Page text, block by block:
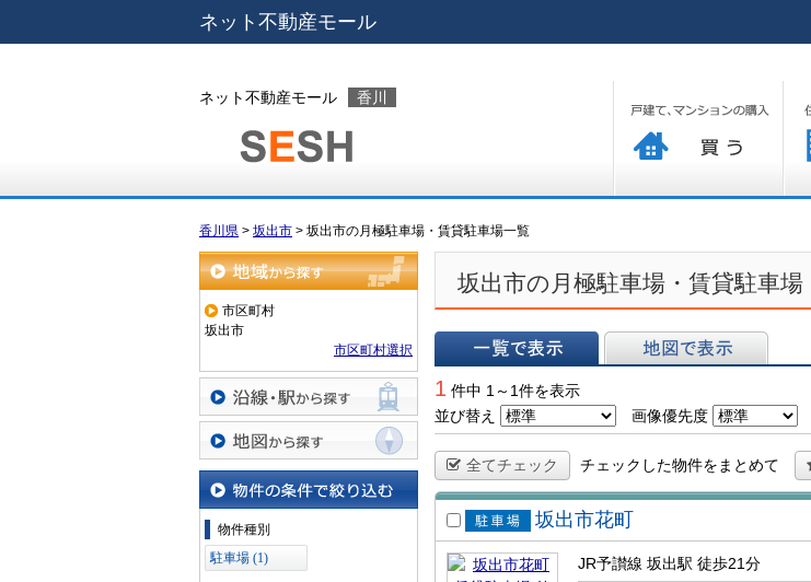
ネット不動産モール
ネット不動産モール 香川
香川県 > 坂出市 > 坂出市の月極駐車場・賃貸駐車場一覧
地域から探す
市区町村
坂出市
市区町村選択
沿線・駅から探す
地図から探す
物件の条件で絞り込む
物件種別
駐車場 (1)
坂出市の月極駐車場・賃貸駐車場
1 件中 1～1件を表示
並び替え
画像優先度
全てチェック チェックした物件をまとめて
賃貸駐車
場
坂出市花町
JR予讃線 坂出駅 徒歩21分